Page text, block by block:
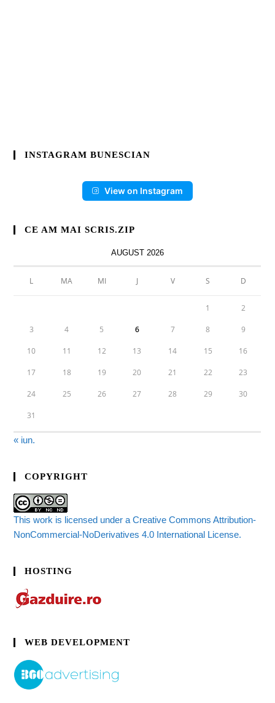
INSTAGRAM BUNESCIAN
View on Instagram
CE AM MAI SCRIS.ZIP
AUGUST 2026
L MA MI J V S D
1 2
3 4 5 6 7 8 9
10 11 12 13 14 15 16
17 18 19 20 21 22 23
24 25 26 27 28 29 30
31
« iun.
COPYRIGHT
This work is licensed under a Creative Commons Attribution-
NonCommercial-NoDerivatives 4.0 International License.
HOSTING
WEB DEVELOPMENT